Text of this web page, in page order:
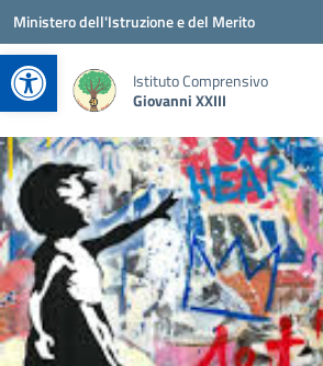
Apri la barra degli
Vai ai contenuti
Vai al menu di navigazione
Vai al footer
Ministero dell'Istruzione e del Merito
Istituto Comprensivo
Giovanni XXIII